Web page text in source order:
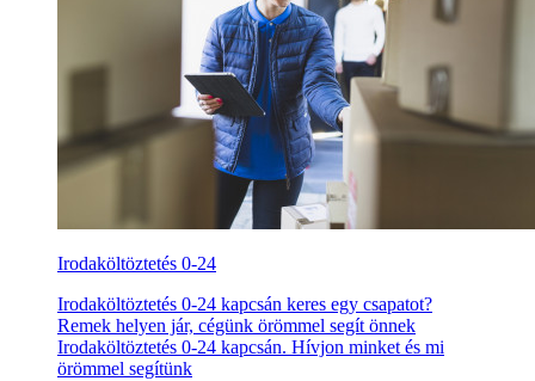
Irodaköltöztetés 0-24
Irodaköltöztetés 0-24 kapcsán keres egy csapatot?
Remek helyen jár, cégünk örömmel segít önnek
Irodaköltöztetés 0-24 kapcsán. Hívjon minket és mi
örömmel segítünk